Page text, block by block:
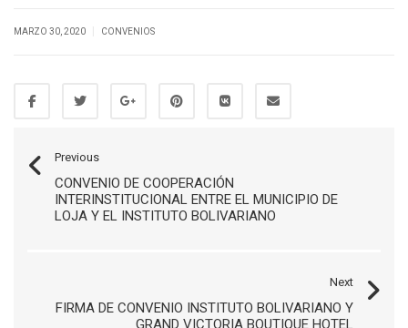
MARZO 30, 2020 CONVENIOS
Previous
CONVENIO DE COOPERACIÓN
INTERINSTITUCIONAL ENTRE EL MUNICIPIO DE
LOJA Y EL INSTITUTO BOLIVARIANO
Next
FIRMA DE CONVENIO INSTITUTO BOLIVARIANO Y
GRAND VICTORIA BOUTIQUE HOTEL